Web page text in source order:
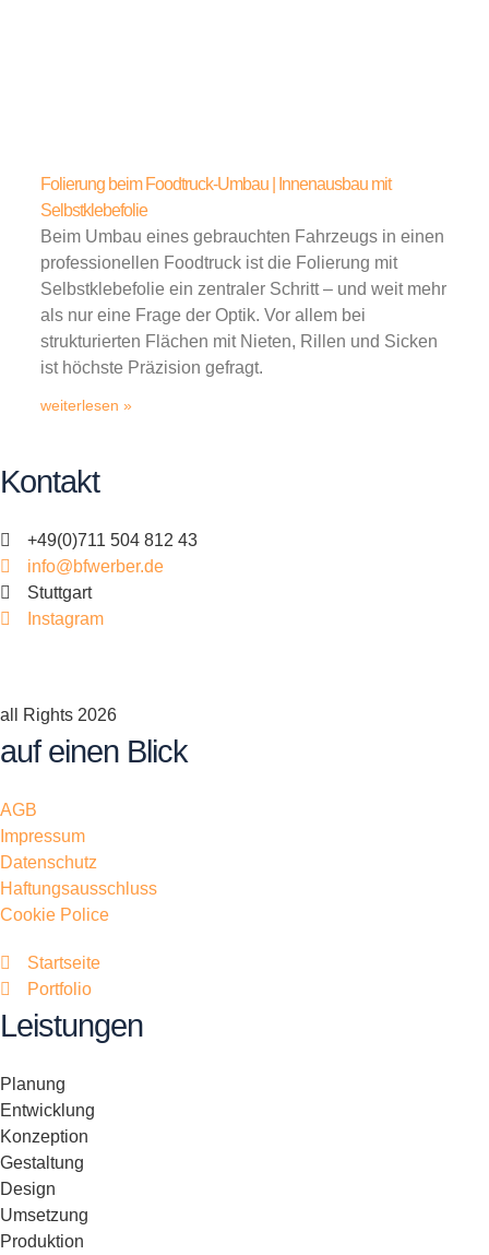
Folierung beim Foodtruck-Umbau | Innenausbau mit
Selbstklebefolie
Beim Umbau eines gebrauchten Fahrzeugs in einen
professionellen Foodtruck ist die Folierung mit
Selbstklebefolie ein zentraler Schritt – und weit mehr
als nur eine Frage der Optik. Vor allem bei
strukturierten Flächen mit Nieten, Rillen und Sicken
ist höchste Präzision gefragt.
weiterlesen »
Kontakt
+49(0)711 504 812 43
info@bfwerber.de
Stuttgart
Instagram
all Rights 2026
auf einen Blick
AGB
Impressum
Datenschutz
Haftungsausschluss
Cookie Police
Startseite
Portfolio
Leistungen
Planung
Entwicklung
Konzeption
Gestaltung
Design
Umsetzung
Produktion